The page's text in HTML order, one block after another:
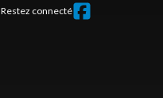
Restez connecté